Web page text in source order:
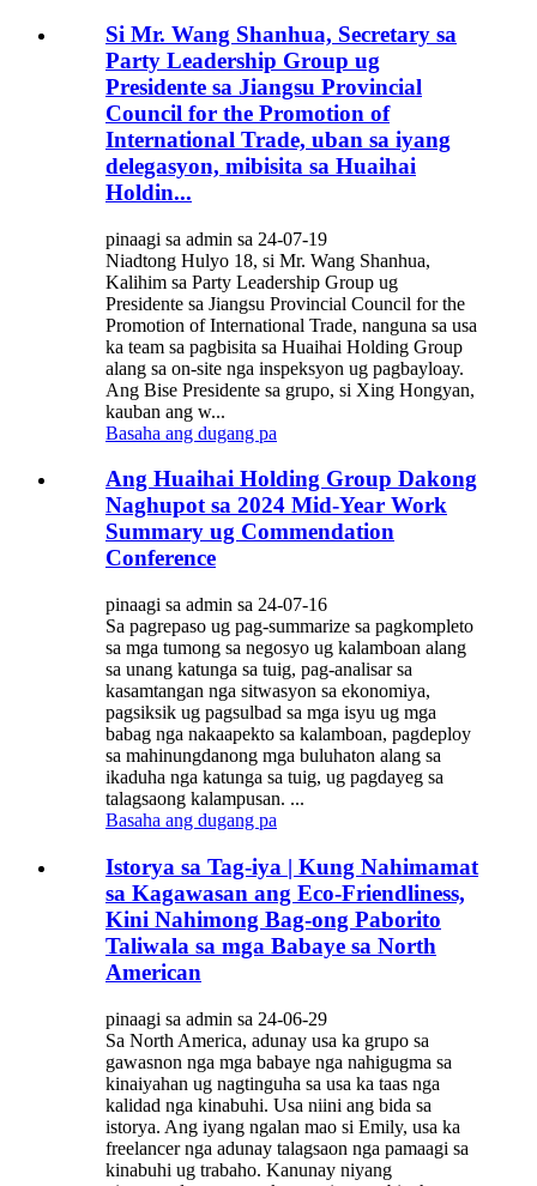
Si Mr. Wang Shanhua, Secretary sa
Party Leadership Group ug
Presidente sa Jiangsu Provincial
Council for the Promotion of
International Trade, uban sa iyang
delegasyon, mibisita sa Huaihai
Holdin...
pinaagi sa admin sa 24-07-19
Niadtong Hulyo 18, si Mr. Wang Shanhua,
Kalihim sa Party Leadership Group ug
Presidente sa Jiangsu Provincial Council for the
Promotion of International Trade, nanguna sa usa
ka team sa pagbisita sa Huaihai Holding Group
alang sa on-site nga inspeksyon ug pagbayloay.
Ang Bise Presidente sa grupo, si Xing Hongyan,
kauban ang w...
Basaha ang dugang pa
Ang Huaihai Holding Group Dakong
Naghupot sa 2024 Mid-Year Work
Summary ug Commendation
Conference
pinaagi sa admin sa 24-07-16
Sa pagrepaso ug pag-summarize sa pagkompleto
sa mga tumong sa negosyo ug kalamboan alang
sa unang katunga sa tuig, pag-analisar sa
kasamtangan nga sitwasyon sa ekonomiya,
pagsiksik ug pagsulbad sa mga isyu ug mga
babag nga nakaapekto sa kalamboan, pagdeploy
sa mahinungdanong mga buluhaton alang sa
ikaduha nga katunga sa tuig, ug pagdayeg sa
talagsaong kalampusan. ...
Basaha ang dugang pa
Istorya sa Tag-iya | Kung Nahimamat
sa Kagawasan ang Eco-Friendliness,
Kini Nahimong Bag-ong Paborito
Taliwala sa mga Babaye sa North
American
pinaagi sa admin sa 24-06-29
Sa North America, adunay usa ka grupo sa
gawasnon nga mga babaye nga nahigugma sa
kinaiyahan ug nagtinguha sa usa ka taas nga
kalidad nga kinabuhi. Usa niini ang bida sa
istorya. Ang iyang ngalan mao si Emily, usa ka
freelancer nga adunay talagsaon nga pamaagi sa
kinabuhi ug trabaho. Kanunay niyang